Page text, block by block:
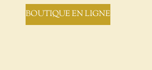
BOUTIQUE EN LIGNE